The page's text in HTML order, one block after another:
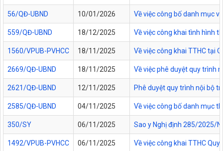
56/QĐ-UBND 10/01/2026 Về việc công bố danh mục
559/QĐ-UBND 18/12/2025 Về việc công khai tình hình
1560/VPUB-PVHCC 18/11/2025 Về việc công khai TTHC tại
2669/QĐ-UBND 18/11/2025 Về việc phê duyệt quy trình
2621/QĐ-UBND 12/11/2025 Phê duyệt quy trình nội bộ
2585/QĐ-UBND 04/11/2025 Về việc công bố danh mục
350/SY 06/11/2025 Sao y Nghị định 285/2025/
1492/VPUB-PVHCC 06/11/2025 Về việc công khai TTHC